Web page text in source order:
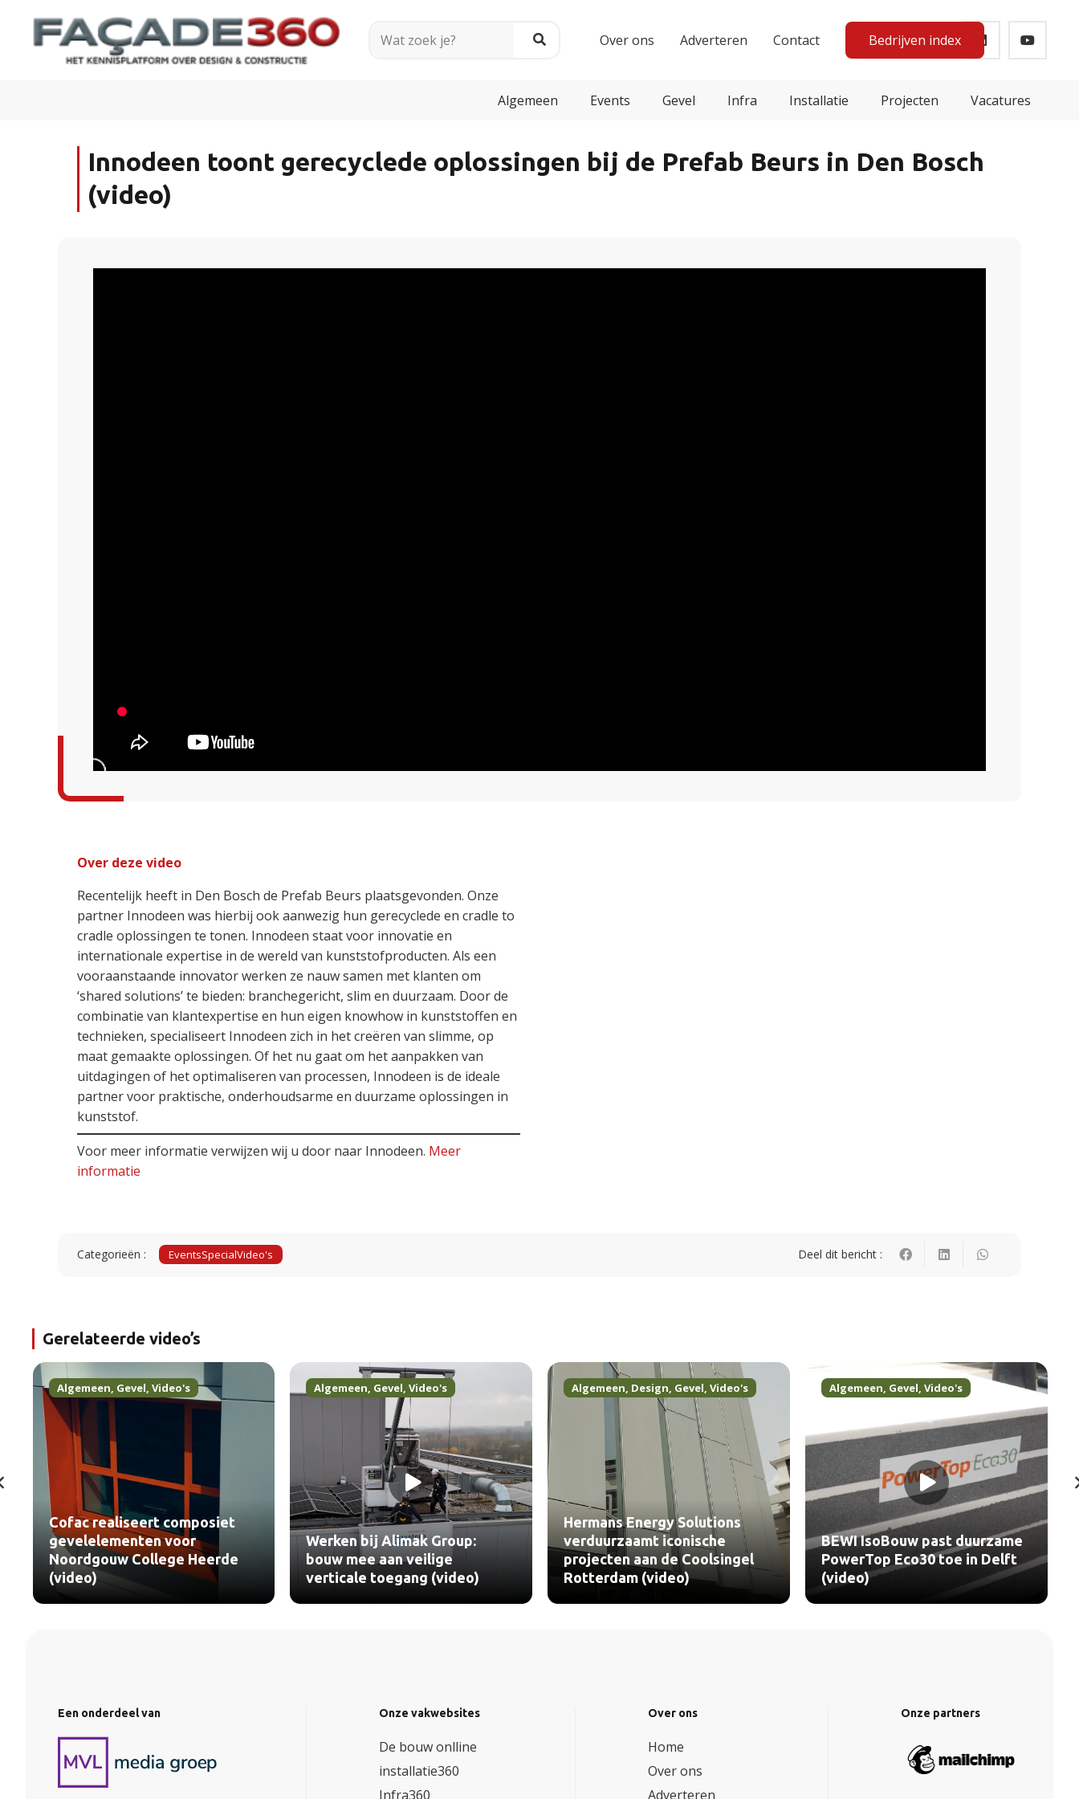
Over ons Adverteren Contact Bedrijven index
Algemeen Events Gevel Infra Installatie Projecten Vacatures
Innodeen toont gerecyclede oplossingen bij de Prefab Beurs in Den Bosch
(video)
Over deze video
Recentelijk heeft in Den Bosch de Prefab Beurs plaatsgevonden. Onze
partner Innodeen was hierbij ook aanwezig hun gerecyclede en cradle to
cradle oplossingen te tonen. Innodeen staat voor innovatie en
internationale expertise in de wereld van kunststofproducten. Als een
vooraanstaande innovator werken ze nauw samen met klanten om
‘shared solutions’ te bieden: branchegericht, slim en duurzaam. Door de
combinatie van klantexpertise en hun eigen knowhow in kunststoffen en
technieken, specialiseert Innodeen zich in het creëren van slimme, op
maat gemaakte oplossingen. Of het nu gaat om het aanpakken van
uitdagingen of het optimaliseren van processen, Innodeen is de ideale
partner voor praktische, onderhoudsarme en duurzame oplossingen in
kunststof.
Voor meer informatie verwijzen wij u door naar Innodeen. Meer
informatie
Categorieën : EventsSpecialVideo's Deel dit bericht :
Gerelateerde video’s
Algemeen,Gevel,Video's
Werken bij Alimak Group:
bouw mee aan veilige
verticale toegang (video)
Algemeen,Design
Hermans Energy Solutions
verduurzaamt iconische
projecten aan de Coolsingel
Rotterdam (video)
Algemeen,Gevel,Video's
BEWI IsoBouw past duurzame
PowerTop Eco30 toe in Delft
(video)
Algemeen,Gevel Video's
Celdex realiseert luchtdichte
geveloplossingen voor Sea
Tower Zoetermeer
Een onderdeel van Onze vakwebsites
De bouw onlline
installatie360
Infra360
Over ons
Home
Over ons
Adverteren
Onze partners